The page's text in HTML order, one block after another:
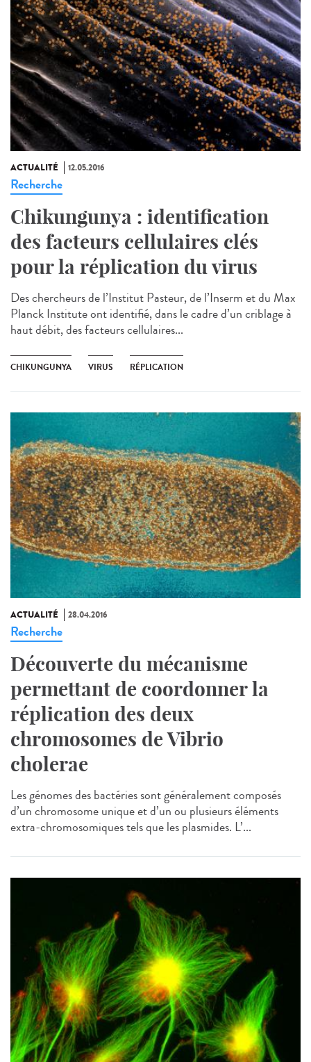
ACTUALITÉ 12.05.2016
Recherche
Chikungunya : identification
des facteurs cellulaires clés
pour la réplication du virus
Des chercheurs de l’Institut Pasteur, de l’Inserm et du Max
Planck Institute ont identifié, dans le cadre d’un criblage à
haut débit, des facteurs cellulaires...
CHIKUNGUNYA VIRUS RÉPLICATION
ACTUALITÉ 28.04.2016
Recherche
Découverte du mécanisme
permettant de coordonner la
réplication des deux
chromosomes de Vibrio
cholerae
Les génomes des bactéries sont généralement composés
d’un chromosome unique et d’un ou plusieurs éléments
extra-chromosomiques tels que les plasmides. L’...